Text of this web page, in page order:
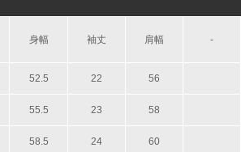
身幅 袖丈 肩幅 -
52.5 22 56
55.5 23 58
58.5 24 60